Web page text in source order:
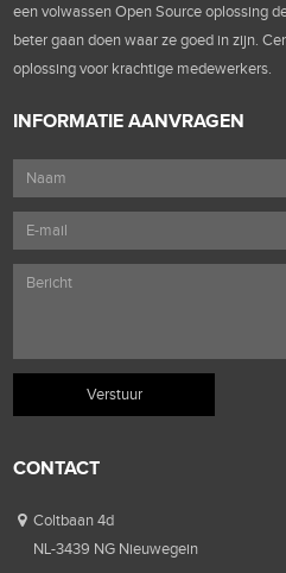
een volwassen Open Source oplossing
beter gaan doen waar ze goed in zijn.
oplossing voor krachtige medewerkers.
INFORMATIE AANVRAGEN
CONTACT
Coltbaan 4d
NL-3439 NG Nieuwegein